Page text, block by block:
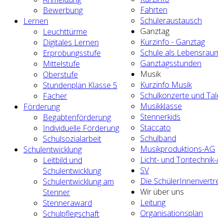
Bewerbung
Lernen
Leuchttürme
Digitales Lernen
Erprobungsstufe
Mittelstufe
Oberstufe
Stundenplan Klasse 5
Fächer
Förderung
Begabtenförderung
Individuelle Förderung
Schulsozialarbeit
Schulentwicklung
Leitbild und
Schulentwicklung
Schulentwicklung am
Stenner
Stenneraward
Schulpflegschaft
Fahrten
Schüleraustausch
Ganztag
Kurzinfo - Ganztag
Schule als
Ganztagsstunden
Musik
Kurzinfo Musik
Schulkonzerte und
Musikklasse
Stennerkids
Staccato
Schulband
Musikproduktions-AG
Licht- und Tontechnik-
SV
Die
Wir über uns
Leitung
Organisationsplan